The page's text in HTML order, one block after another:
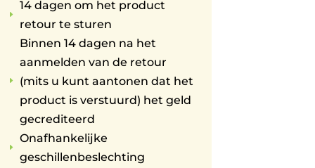
E
14 dagen om het product
retour te sturen
E
Binnen 14 dagen na het
aanmelden van de retour
(mits u kunt aantonen dat het
product is verstuurd) het geld
gecrediteerd
E
Onafhankelijke
geschillenbeslechting